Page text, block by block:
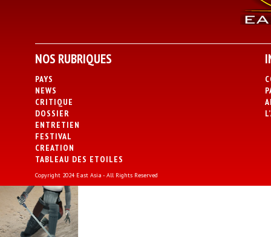
NOS RUBRIQUES
PAYS
NEWS
CRITIQUE
DOSSIER
ENTRETIEN
FESTIVAL
CREATION
TABLEAU DES ETOILES
Copyright 2024 East Asia - All Rights Reserved